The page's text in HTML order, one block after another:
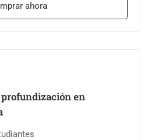
ahora
en